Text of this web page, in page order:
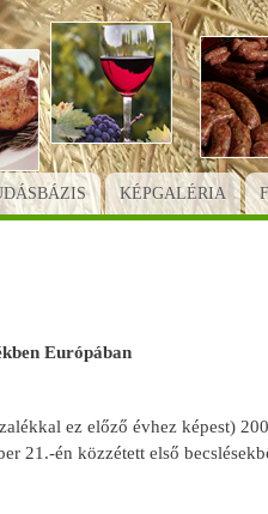
KÉPGALÉRIA
Európában
ez előző évhez képest)
21.-én közzétett első